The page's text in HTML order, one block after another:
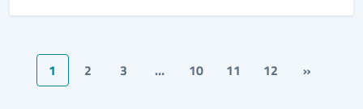
1 2 3 … 10 11 12 »